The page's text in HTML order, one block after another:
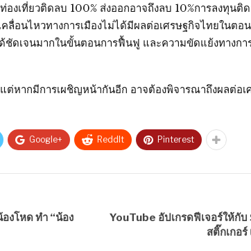
งเที่ยวติดลบ 100% ส่งออกอาจถึงลบ 10%การลงทุนติ
อนไหวทางการเมืองไม่ได้มีผลต่อเศรษฐกิจไทยในตอ
ชัดเจนมากในขั้นตอนการฟื้นฟู และความขัดแย้งทางกา
หากมีการเผชิญหน้ากันอีก อาจต้องพิจารณาถึงผลต่อเ
Google+ ReddIt Pinterest
งโหด ทำ “น้อง
YouTube อัปเกรดฟีเจอร์ให้กั
สติ๊กเกอ